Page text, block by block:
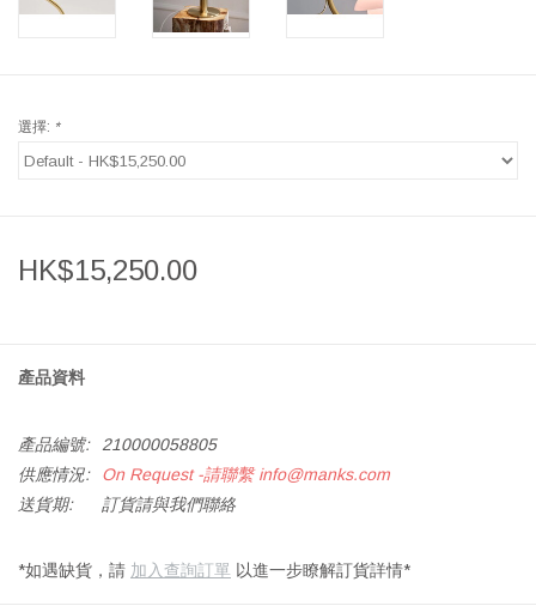
選擇: *
HK$15,250.00
產品資料
產品編號:
210000058805
供應情況:
On Request -請聯繫info@manks.com
送貨期:
訂貨請與我們聯絡
*如遇缺貨，請 加入查詢訂單 以進一步瞭解訂貨詳情*